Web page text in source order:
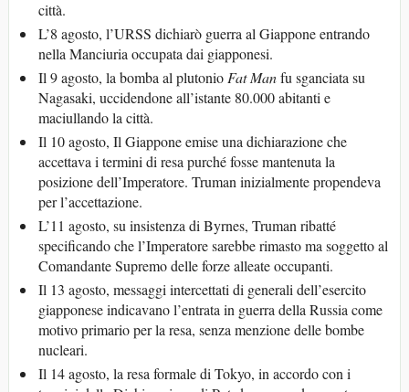
città.
L’8 agosto, l’URSS dichiarò guerra al Giappone entrando
nella Manciuria occupata dai giapponesi.
Il 9 agosto, la bomba al plutonio Fat Manfu sganciata su
Nagasaki, uccidendone all’istante 80.000 abitanti e
maciullando la città.
Il 10 agosto, Il Giappone emise una dichiarazione che
accettava i termini di resa purché fosse mantenuta la
posizione dell’Imperatore. Truman inizialmente propendeva
per l’accettazione.
L’11 agosto, su insistenza di Byrnes, Truman ribatté
specificando che l’Imperatore sarebbe rimasto ma soggetto al
Comandante Supremo delle forze alleate occupanti.
Il 13 agosto, messaggi intercettati di generali dell’esercito
giapponese indicavano l’entrata in guerra della Russia come
motivo primario per la resa, senza menzione delle bombe
nucleari.
Il 14 agosto, la resa formale di Tokyo, in accordo con i